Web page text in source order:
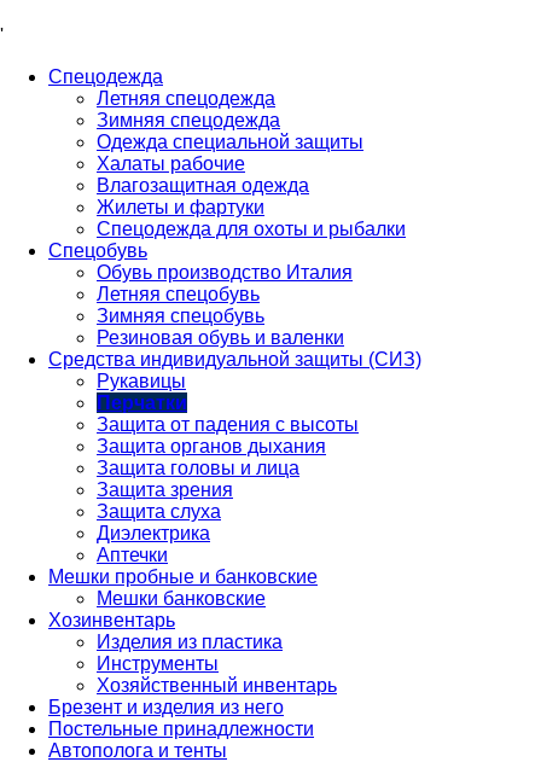
'
Спецодежда
Летняя спецодежда
Зимняя спецодежда
Одежда специальной защиты
Халаты рабочие
Влагозащитная одежда
Жилеты и фартуки
Спецодежда для охоты и рыбалки
Спецобувь
Обувь производство Италия
Летняя спецобувь
Зимняя спецобувь
Резиновая обувь и валенки
Средства индивидуальной защиты (СИЗ)
Рукавицы
Перчатки
Защита от падения с высоты
Защита органов дыхания
Защита головы и лица
Защита зрения
Защита слуха
Диэлектрика
Аптечки
Мешки пробные и банковские
Мешки банковские
Хозинвентарь
Изделия из пластика
Инструменты
Хозяйственный инвентарь
Брезент и изделия из него
Постельные принадлежности
Автополога и тенты